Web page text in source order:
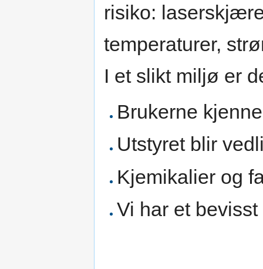
risiko:
temperaturer,
I et slikt miljø er
Brukerne
Utstyret blir
Kjemikalier og
Vi har et